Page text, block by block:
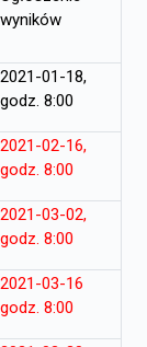
wyników
2021-01-18,
godz. 8:00
2021-02-16,
godz. 8:00
2021-03-02,
godz. 8:00
2021-03-16
godz. 8:00